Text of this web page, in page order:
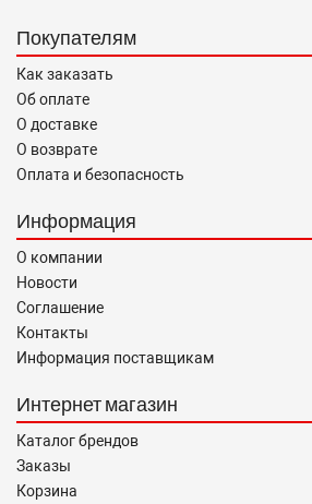
Покупателям
Как заказать
Об оплате
О доставке
О возврате
Оплата и безопасность
Информация
О компании
Новости
Соглашение
Контакты
Информация поставщикам
Интернет магазин
Каталог брендов
Заказы
Корзина